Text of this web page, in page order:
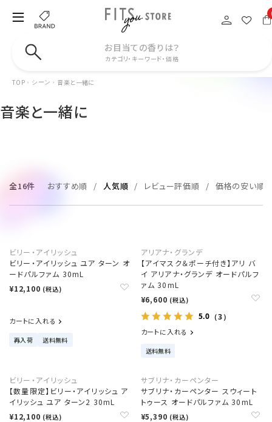
お目当ての香りは？
カテゴリ・キーワード・価格
TOP シーン 音楽と一緒に
音楽と一緒に
全16件 おすすめ順 人気順 レビュー評価順 価格の安い順
ビリー・アイリッシュ
ビリー・アイリッシュ ユア ターン オ
ードパルファム 30mL
¥12,100 (税込)
カートに入れる
再入荷 送料無料
アリアナ・グランデ
【アイマスク＆ポーチ付き】アリ バ
イ アリアナ・グランデ オードパルフ
ァム 30mL
¥6,600 (税込)
5.0 （3）
カートに入れる
送料無料
ビリー・アイリッシュ
【数量限定】ビリー・アイリッシュ ア
イリッシュ ユア ターン2 30mL
¥12,100 (税込)
サブリナ・カーペンター
サブリナ・カーペンター スウィート
トゥース オードパルファム 30mL
¥5,390 (税込)